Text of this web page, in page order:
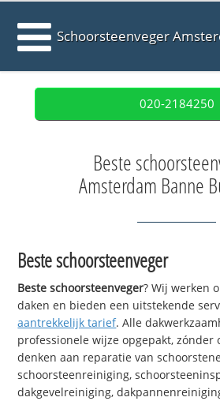
Schoorsteenveger
020-2184250
Beste
Amsterdam Banne
Beste schoorsteenveger
Beste schoorsteenveger? Wij werken
daken en bieden een uitstekende
aantrekkelijk tarief. Alle
professionele wijze opgepakt, zónder
denken aan reparatie van
schoorsteenreiniging,
dakgevelreiniging,